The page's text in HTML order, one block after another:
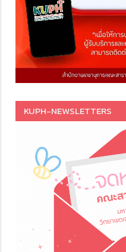
KUPH-NEWSLETTERS